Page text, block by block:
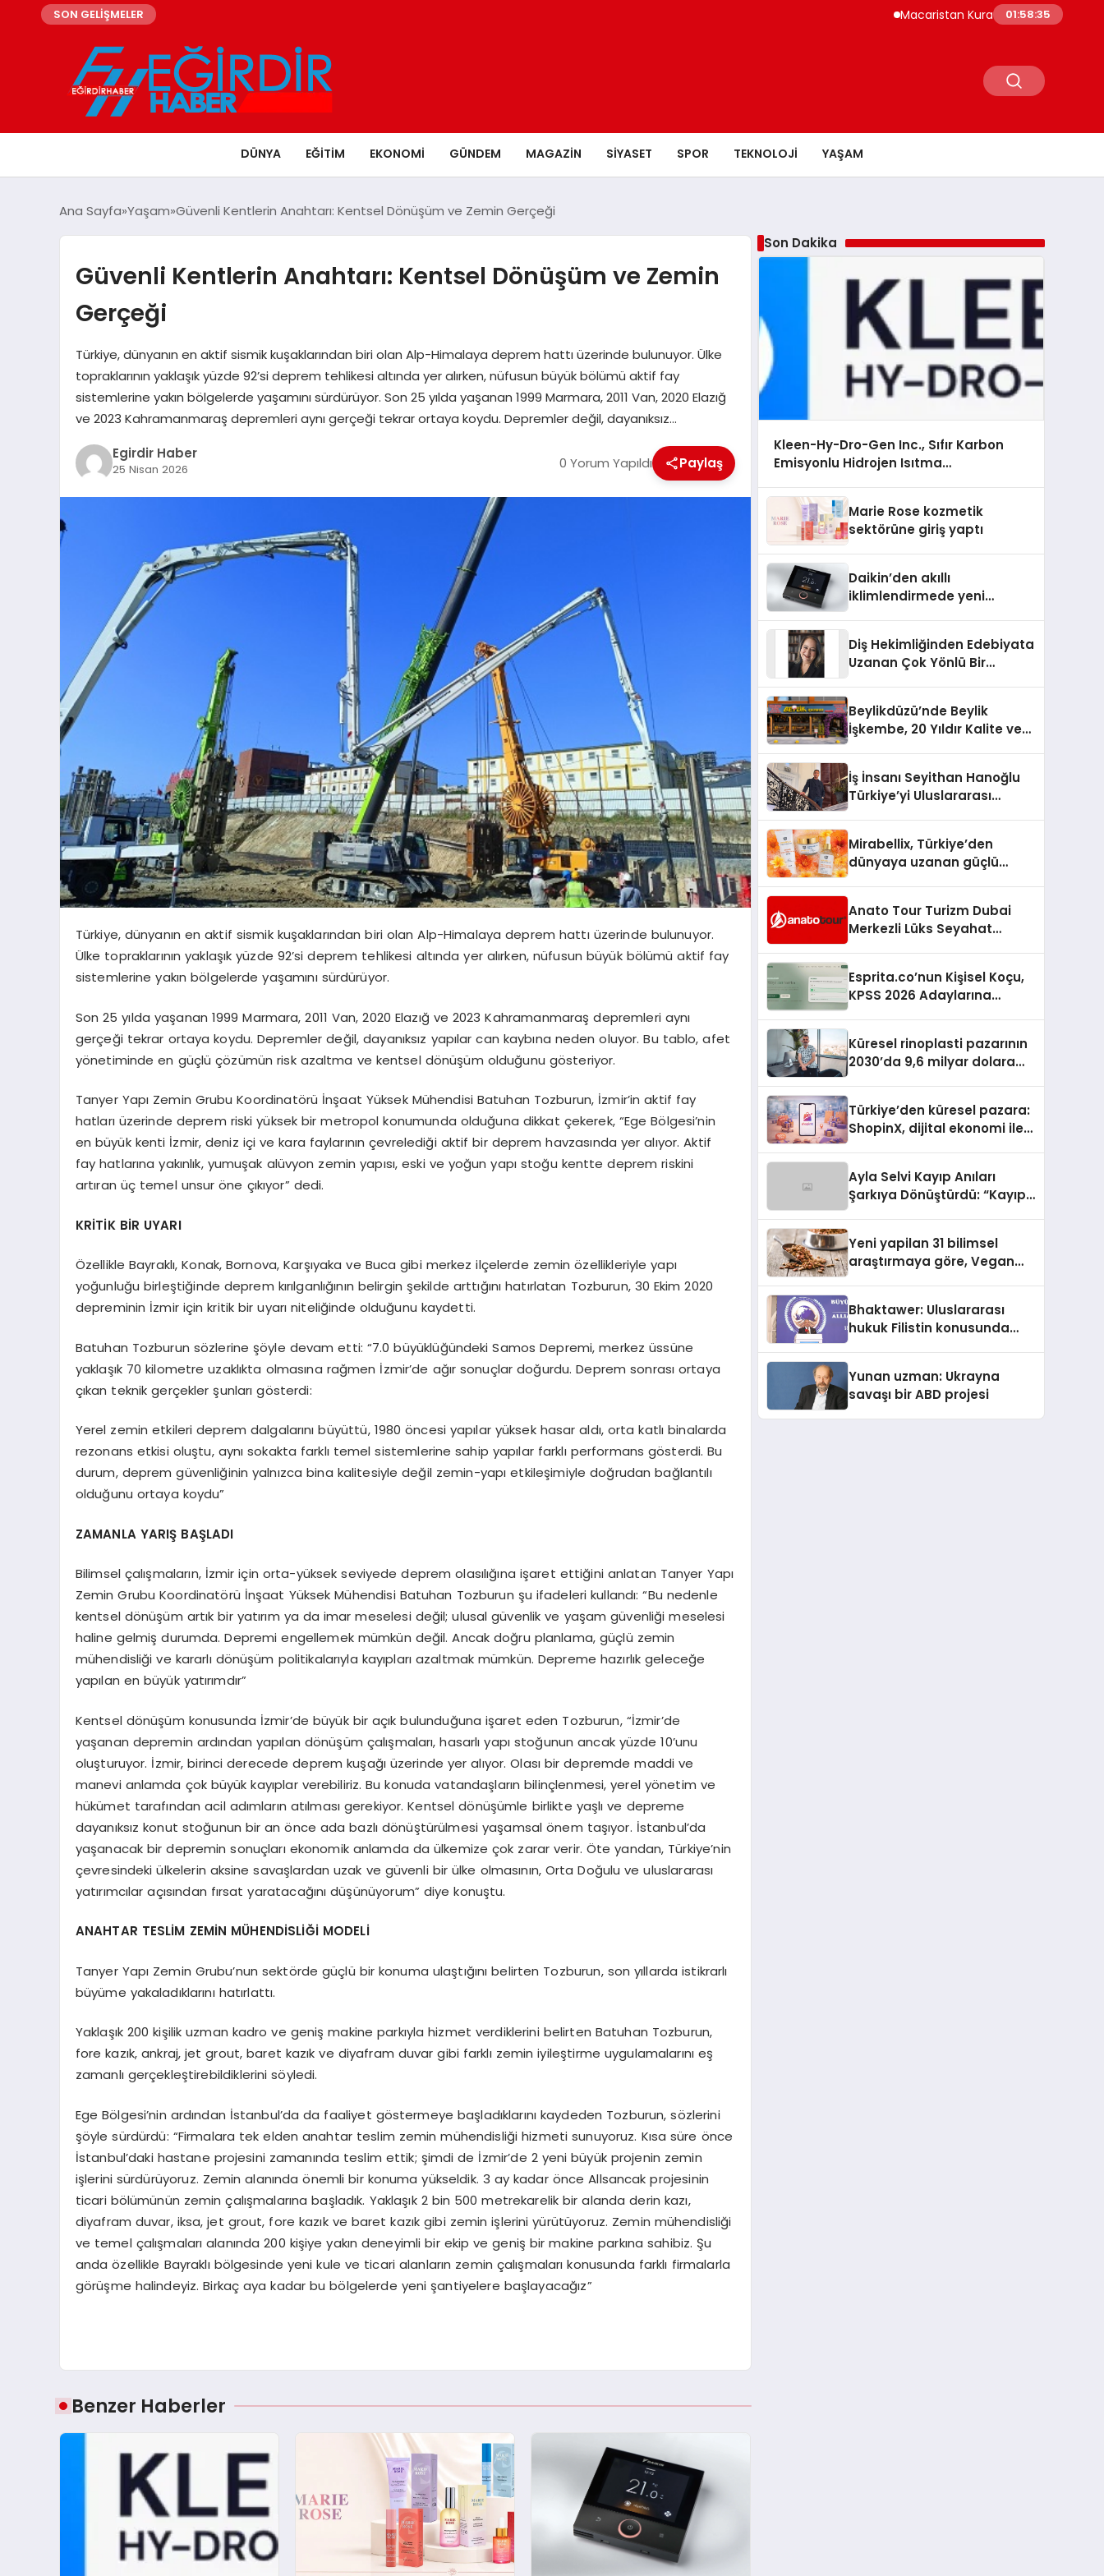
SON GELİŞMELER Macaristan Kuraklık Nedeniyle Paks
01:58:36
DÜNYA EĞITIM EKONOMI GÜNDEM MAGAZIN SIYASET SPOR TEKNOLOJI YAŞAM
Ana Sayfa Yaşam Güvenli Kentlerin Anahtarı: Kentsel Dönüşüm ve Zemin Gerçeği
Güvenli Kentlerin Anahtarı: Kentsel Dönüşüm ve Zemin
Gerçeği
Türkiye, dünyanın en aktif sismik kuşaklarından biri olan Alp-Himalaya deprem hattı üzerinde bulunuyor. Ülke
topraklarının yaklaşık yüzde 92’si deprem tehlikesi altında yer alırken, nüfusun büyük bölümü aktif fay
sistemlerine yakın bölgelerde yaşamını sürdürüyor. Son 25 yılda yaşanan 1999 Marmara, 2011 Van, 2020 Elazığ
ve 2023 Kahramanmaraş depremleri aynı gerçeği tekrar ortaya koydu. Depremler değil, dayanıksız…
Egirdir Haber
25 Nisan 2026 0 Yorum Yapıldı Paylaş
Türkiye, dünyanın en aktif sismik kuşaklarından biri olan Alp-Himalaya deprem hattı üzerinde bulunuyor.
Ülke topraklarının yaklaşık yüzde 92’si deprem tehlikesi altında yer alırken, nüfusun büyük bölümü aktif fay
sistemlerine yakın bölgelerde yaşamını sürdürüyor.
Son 25 yılda yaşanan 1999 Marmara, 2011 Van, 2020 Elazığ ve 2023 Kahramanmaraş depremleri aynı
gerçeği tekrar ortaya koydu. Depremler değil, dayanıksız yapılar can kaybına neden oluyor. Bu tablo, afet
yönetiminde en güçlü çözümün risk azaltma ve kentsel dönüşüm olduğunu gösteriyor.
Tanyer Yapı Zemin Grubu Koordinatörü İnşaat Yüksek Mühendisi Batuhan Tozburun, İzmir’in aktif fay
hatları üzerinde deprem riski yüksek bir metropol konumunda olduğuna dikkat çekerek, “Ege Bölgesi’nin
en büyük kenti İzmir, deniz içi ve kara faylarının çevrelediği aktif bir deprem havzasında yer alıyor. Aktif
fay hatlarına yakınlık, yumuşak alüvyon zemin yapısı, eski ve yoğun yapı stoğu kentte deprem riskini
artıran üç temel unsur öne çıkıyor” dedi.
KRİTİK BİR UYARI
Özellikle Bayraklı, Konak, Bornova, Karşıyaka ve Buca gibi merkez ilçelerde zemin özellikleriyle yapı
yoğunluğu birleştiğinde deprem kırılganlığının belirgin şekilde arttığını hatırlatan Tozburun, 30 Ekim 2020
depreminin İzmir için kritik bir uyarı niteliğinde olduğunu kaydetti.
Batuhan Tozburun sözlerine şöyle devam etti: “7.0 büyüklüğündeki Samos Depremi, merkez üssüne
yaklaşık 70 kilometre uzaklıkta olmasına rağmen İzmir’de ağır sonuçlar doğurdu. Deprem sonrası ortaya
çıkan teknik gerçekler şunları gösterdi:
Yerel zemin etkileri deprem dalgalarını büyüttü, 1980 öncesi yapılar yüksek hasar aldı, orta katlı binalarda
rezonans etkisi oluştu, aynı sokakta farklı temel sistemlerine sahip yapılar farklı performans gösterdi. Bu
durum, deprem güvenliğinin yalnızca bina kalitesiyle değil zemin-yapı etkileşimiyle doğrudan bağlantılı
olduğunu ortaya koydu”
ZAMANLA YARIŞ BAŞLADI
Bilimsel çalışmaların, İzmir için orta-yüksek seviyede deprem olasılığına işaret ettiğini anlatan Tanyer Yapı
Zemin Grubu Koordinatörü İnşaat Yüksek Mühendisi Batuhan Tozburun şu ifadeleri kullandı: “Bu nedenle
kentsel dönüşüm artık bir yatırım ya da imar meselesi değil; ulusal güvenlik ve yaşam güvenliği meselesi
haline gelmiş durumda. Depremi engellemek mümkün değil. Ancak doğru planlama, güçlü zemin
mühendisliği ve kararlı dönüşüm politikalarıyla kayıpları azaltmak mümkün. Depreme hazırlık geleceğe
yapılan en büyük yatırımdır”
Kentsel dönüşüm konusunda İzmir’de büyük bir açık bulunduğuna işaret eden Tozburun, “İzmir’de
yaşanan depremin ardından yapılan dönüşüm çalışmaları, hasarlı yapı stoğunun ancak yüzde 10’unu
oluşturuyor. İzmir, birinci derecede deprem kuşağı üzerinde yer alıyor. Olası bir depremde maddi ve
manevi anlamda çok büyük kayıplar verebiliriz. Bu konuda vatandaşların bilinçlenmesi, yerel yönetim ve
hükümet tarafından acil adımların atılması gerekiyor. Kentsel dönüşümle birlikte yaşlı ve depreme
dayanıksız konut stoğunun bir an önce ada bazlı dönüştürülmesi yaşamsal önem taşıyor. İstanbul’da
yaşanacak bir depremin sonuçları ekonomik anlamda da ülkemize çok zarar verir. Öte yandan, Türkiye’nin
çevresindeki ülkelerin aksine savaşlardan uzak ve güvenli bir ülke olmasının, Orta Doğulu ve uluslararası
yatırımcılar açısından fırsat yaratacağını düşünüyorum” diye konuştu.
ANAHTAR TESLİM ZEMİN MÜHENDİSLİĞİ MODELİ
Tanyer Yapı Zemin Grubu’nun sektörde güçlü bir konuma ulaştığını belirten Tozburun, son yıllarda istikrarlı
büyüme yakaladıklarını hatırlattı.
Yaklaşık 200 kişilik uzman kadro ve geniş makine parkıyla hizmet verdiklerini belirten Batuhan Tozburun,
fore kazık, ankraj, jet grout, baret kazık ve diyafram duvar gibi farklı zemin iyileştirme uygulamalarını eş
zamanlı gerçekleştirebildiklerini söyledi.
Ege Bölgesi’nin ardından İstanbul’da da faaliyet göstermeye başladıklarını kaydeden Tozburun, sözlerini
şöyle sürdürdü: “Firmalara tek elden anahtar teslim zemin mühendisliği hizmeti sunuyoruz. Kısa süre önce
İstanbul’daki hastane projesini zamanında teslim ettik; şimdi de İzmir’de 2 yeni büyük projenin zemin
işlerini sürdürüyoruz. Zemin alanında önemli bir konuma yükseldik. 3 ay kadar önce Allsancak projesinin
ticari bölümünün zemin çalışmalarına başladık. Yaklaşık 2 bin 500 metrekarelik bir alanda derin kazı,
diyafram duvar, iksa, jet grout, fore kazık ve baret kazık gibi zemin işlerini yürütüyoruz. Zemin mühendisliği
ve temel çalışmaları alanında 200 kişiye yakın deneyimli bir ekip ve geniş bir makine parkına sahibiz. Şu
anda özellikle Bayraklı bölgesinde yeni kule ve ticari alanların zemin çalışmaları konusunda farklı firmalarla
görüşme halindeyiz. Birkaç aya kadar bu bölgelerde yeni şantiyelere başlayacağız”
Benzer Haberler
Son Dakika
Kleen-Hy-Dro-Gen Inc., Sıfır Karbon
Emisyonlu Hidrojen Isıtma
Onaylarını Aldı
Marie Rose kozmetik
sektörüne giriş yaptı
Daikin’den akıllı
iklimlendirmede yeni
Diş Hekimliğinden Edebiyata
Uzanan Çok Yönlü Bir
Beylikdüzü’nde Beylik
İşkembe, 20 Yıldır Kalite ve
İş İnsanı Seyithan Hanoğlu
Türkiye’yi Uluslararası
Mirabellix, Türkiye’den
dünyaya uzanan güçlü
Anato Tour Turizm Dubai
Merkezli Lüks Seyahat
Esprita.co’nun Kişisel Koçu,
KPSS 2026 Adaylarına
Küresel rinoplasti pazarının
2030’da 9,6 milyar dolara
Türkiye’den küresel pazara:
ShopinX, dijital ekonomi ile
Ayla Selvi Kayıp Anıları
Şarkıya Dönüştürdü: “Kayıp
Yeni yapilan 31 bilimsel
araştırmaya göre, Vegan
Sindirildiğini Ortaya Koydu
Bhaktawer: Uluslararası
hukuk Filistin konusunda
Yunan uzman: Ukrayna
savaşı bir ABD projesi